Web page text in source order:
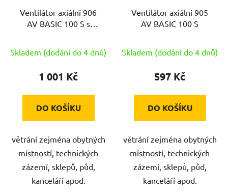
Ventilátor axiální 906
AV BASIC 100 S s
Skladem (dodání do 4 dnů)
1 001 Kč
DO KOŠÍKU
větrání zejména obytných
místností, technických
zázemí, sklepů, půd,
kanceláří apod.
Ventilátor axiální 905
AV BASIC 100 S
Skladem (dodání do 4 dnů)
597 Kč
DO KOŠÍKU
větrání zejména obytných
místností, technických
zázemí, sklepů, půd,
kanceláří apod.